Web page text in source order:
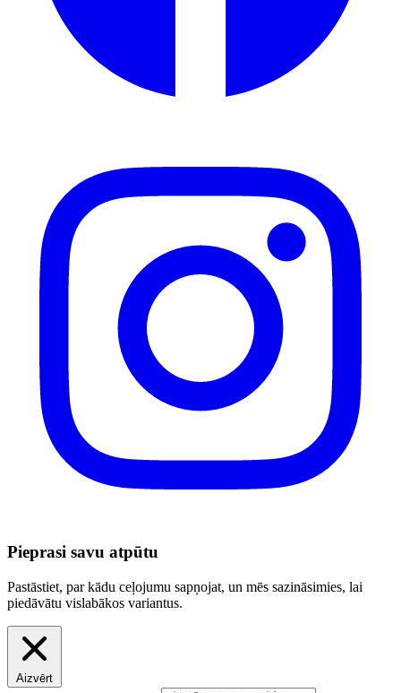
Pieprasi savu atpūtu
Pastāstiet, par kādu ceļojumu sapņojat, un mēs sazināsimies, lai
piedāvātu vislabākos variantus.
Aizvērt